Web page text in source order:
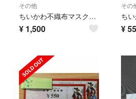
その他
ちいかわ不織布マスク5枚 インフル対策
¥ 1,500
その
¥